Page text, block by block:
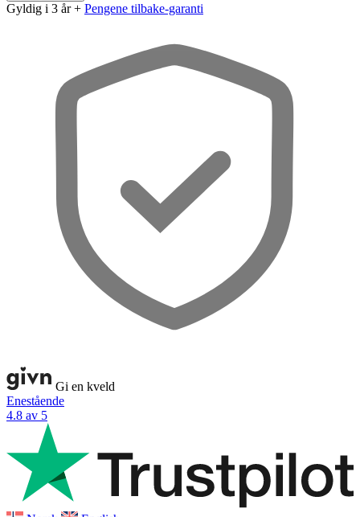
Gyldig i 3 år + Pengene tilbake-garanti
Gi en kveld
Enestående
4.8 av 5